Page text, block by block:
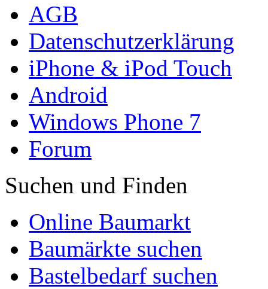
AGB
Datenschutzerklärung
iPhone & iPod Touch
Android
Windows Phone 7
Forum
Suchen und Finden
Online Baumarkt
Baumärkte suchen
Bastelbedarf suchen